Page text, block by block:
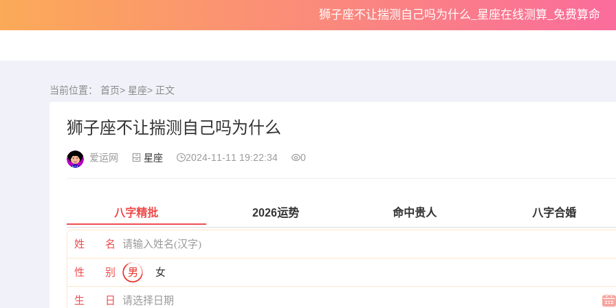
狮子座不让揣测自己吗为什么_星座在线测算_免费算命
当前位置： 首页> 星座> 正文
狮子座不让揣测自己吗为什么
爱运网 星座 2024-11-11 19:22:34 0
八字精批 2026运势 命中贵人 八字合婚
姓 名
性 别 男 女
生 日